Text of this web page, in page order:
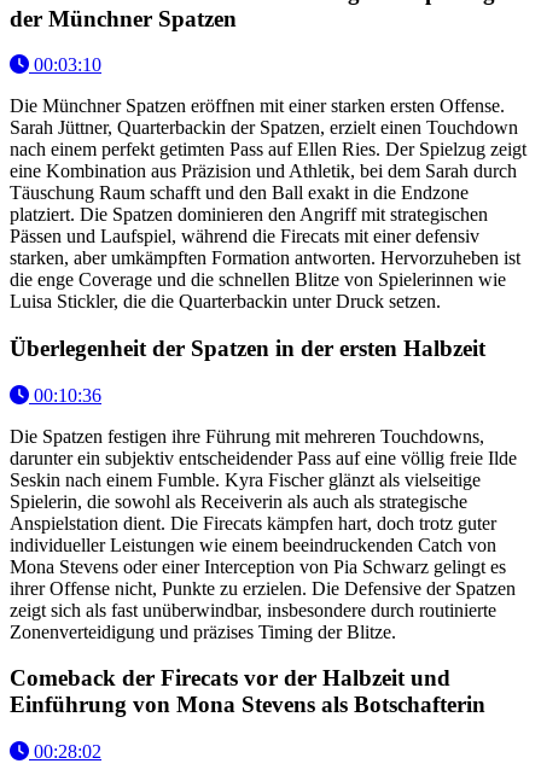
der Münchner Spatzen
00:03:10
Die Münchner Spatzen eröffnen mit einer starken ersten Offense.
Sarah Jüttner, Quarterbackin der Spatzen, erzielt einen Touchdown
nach einem perfekt getimten Pass auf Ellen Ries. Der Spielzug zeigt
eine Kombination aus Präzision und Athletik, bei dem Sarah durch
Täuschung Raum schafft und den Ball exakt in die Endzone
platziert. Die Spatzen dominieren den Angriff mit strategischen
Pässen und Laufspiel, während die Firecats mit einer defensiv
starken, aber umkämpften Formation antworten. Hervorzuheben ist
die enge Coverage und die schnellen Blitze von Spielerinnen wie
Luisa Stickler, die die Quarterbackin unter Druck setzen.
Überlegenheit der Spatzen in der ersten Halbzeit
00:10:36
Die Spatzen festigen ihre Führung mit mehreren Touchdowns,
darunter ein subjektiv entscheidender Pass auf eine völlig freie Ilde
Seskin nach einem Fumble. Kyra Fischer glänzt als vielseitige
Spielerin, die sowohl als Receiverin als auch als strategische
Anspielstation dient. Die Firecats kämpfen hart, doch trotz guter
individueller Leistungen wie einem beeindruckenden Catch von
Mona Stevens oder einer Interception von Pia Schwarz gelingt es
ihrer Offense nicht, Punkte zu erzielen. Die Defensive der Spatzen
zeigt sich als fast unüberwindbar, insbesondere durch routinierte
Zonenverteidigung und präzises Timing der Blitze.
Comeback der Firecats vor der Halbzeit und
Einführung von Mona Stevens als Botschafterin
00:28:02